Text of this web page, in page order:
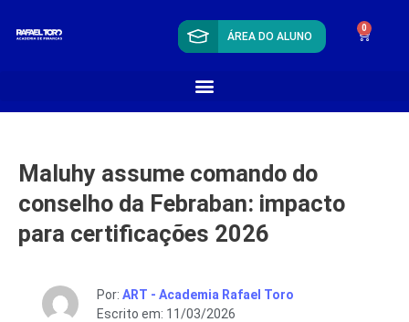
ÁREA DO ALUNO
0
Maluhy assume comando do
conselho da Febraban: impacto
para certificações 2026
Por: ART - Academia Rafael Toro
Escrito em: 11/03/2026